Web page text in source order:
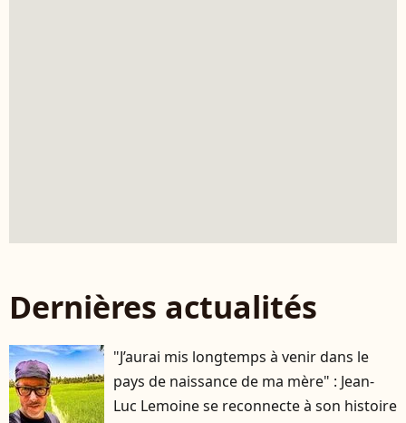
Dernières actualités
"J’aurai mis longtemps à venir dans le
pays de naissance de ma mère" : Jean-
Luc Lemoine se reconnecte à son histoire